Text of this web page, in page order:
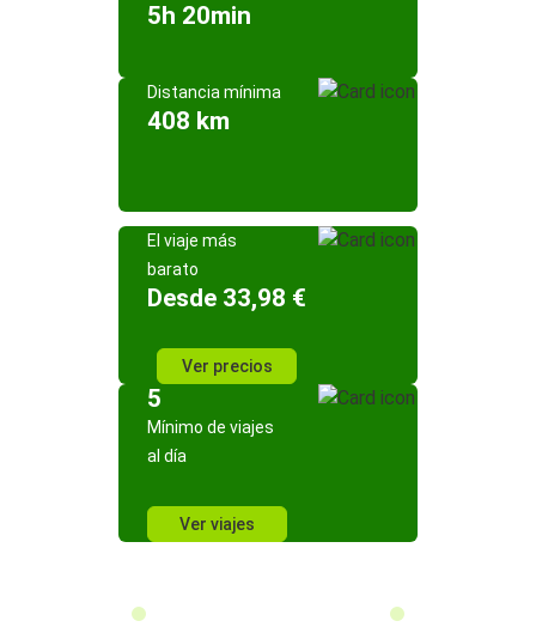
5h 20min
Distancia mínima
408 km
El viaje más
barato
Desde 33,98 €
Ver precios
5
Mínimo de viajes
al día
Ver viajes